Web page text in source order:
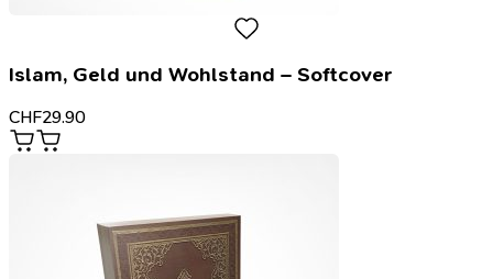
Islam, Geld und Wohlstand – Softcover
CHF29.90